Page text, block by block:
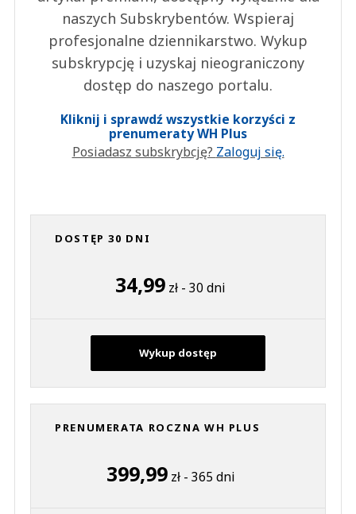
naszych Subskrybentów. Wspieraj
profesjonalne dziennikarstwo. Wykup
subskrypcję i uzyskaj nieograniczony
dostęp do naszego portalu.
Kliknij i sprawdź wszystkie korzyści z
prenumeraty WH Plus
Posiadasz subskrybcję? Zaloguj się.
DOSTĘP 30 DNI
34,99 zł - 30 dni
Wykup dostęp
PRENUMERATA ROCZNA WH PLUS
399,99zł - 365 dni